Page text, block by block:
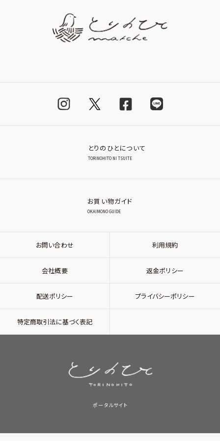
とりのひとについて
TORINOHITO NI TSUITE
お買い物ガイド
OKAIMONO GUIDE
お問い合わせ 利用規約
会社概要 返金ポリシー
配送ポリシー プライバシーポリシー
特定商取引法に基づく表記
ポータルサイト